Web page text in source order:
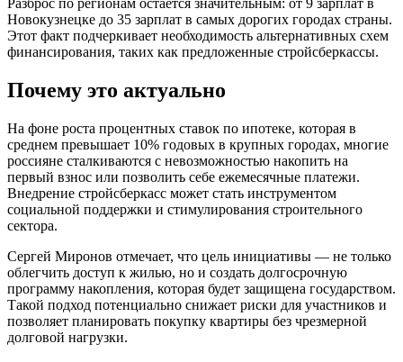
Разброс по регионам остаётся значительным: от 9 зарплат в
Новокузнецке до 35 зарплат в самых дорогих городах страны.
Этот факт подчеркивает необходимость альтернативных схем
финансирования, таких как предложенные стройсберкассы.
Почему это актуально
На фоне роста процентных ставок по ипотеке, которая в
среднем превышает 10% годовых в крупных городах, многие
россияне сталкиваются с невозможностью накопить на
первый взнос или позволить себе ежемесячные платежи.
Внедрение стройсберкасс может стать инструментом
социальной поддержки и стимулирования строительного
сектора.
Сергей Миронов отмечает, что цель инициативы — не только
облегчить доступ к жилью, но и создать долгосрочную
программу накопления, которая будет защищена государством.
Такой подход потенциально снижает риски для участников и
позволяет планировать покупку квартиры без чрезмерной
долговой нагрузки.